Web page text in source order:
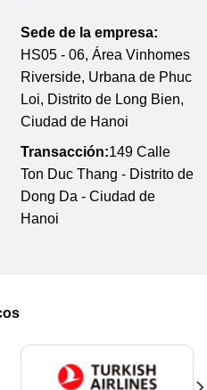
Sede de la empresa:
HS05 - 06, Área Vinhomes
Riverside, Urbana de Phuc
Loi, Distrito de Long Bien,
Ciudad de Hanoi
Transacción:149 Calle
Ton Duc Thang - Distrito de
Dong Da - Ciudad de
Hanoi